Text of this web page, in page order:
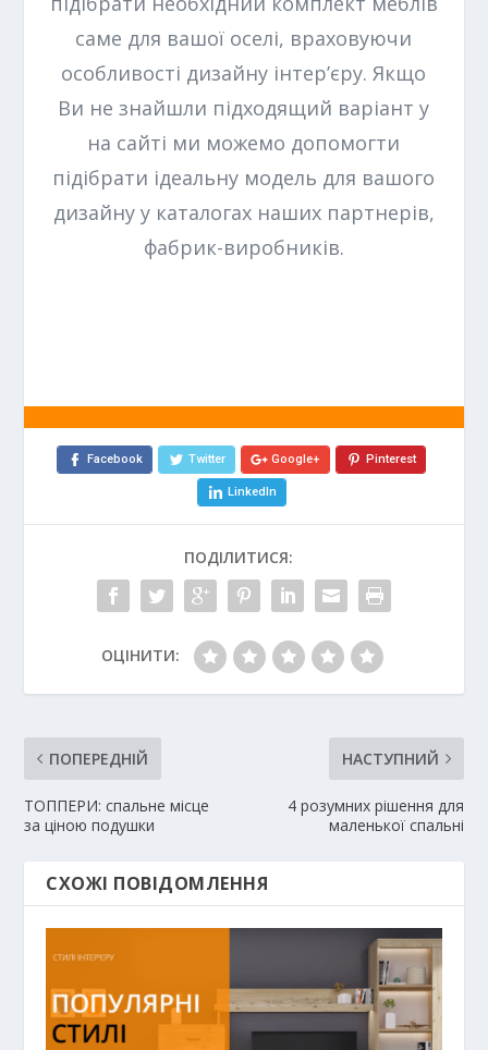
саме для вашої оселі, враховуючи
особливості дизайну інтер’єру. Якщо
Ви не знайшли підходящий варіант у
на сайті ми можемо допомогти
підібрати ідеальну модель для вашого
дизайну у каталогах наших партнерів,
фабрик-виробників.
Facebook Twitter Google+ Pinterest
LinkedIn
ПОДІЛИТИСЯ:
ОЦІНИТИ:
ПОПЕРЕДНІЙ
ТОППЕРИ: спальне місце
за ціною подушки
НАСТУПНИЙ
4 розумних рішення для
маленької спальні
СХОЖІ ПОВІДОМЛЕННЯ